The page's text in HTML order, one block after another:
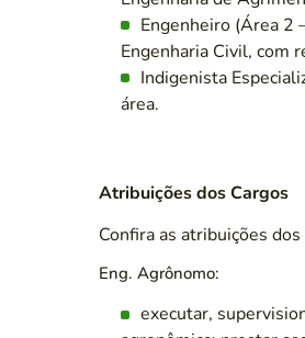
Engenheiro (Área 2
Engenharia Civil, com
Indigenista
área.
Atribuições dos Cargos
Confira as atribuições
Eng. Agrônomo:
executar,